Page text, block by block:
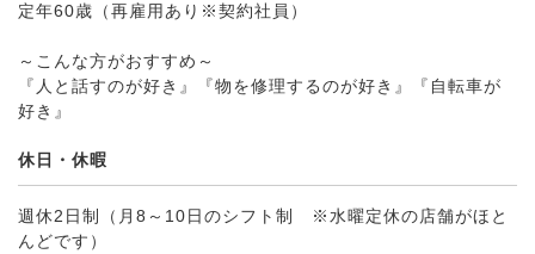
定年60歳（再雇用あり※契約社員）
～こんな方がおすすめ～
『人と話すのが好き』『物を修理するのが好き』『自転車が
好き』
休日・休暇
週休2日制（月8～10日のシフト制 ※水曜定休の店舗がほと
んどです）